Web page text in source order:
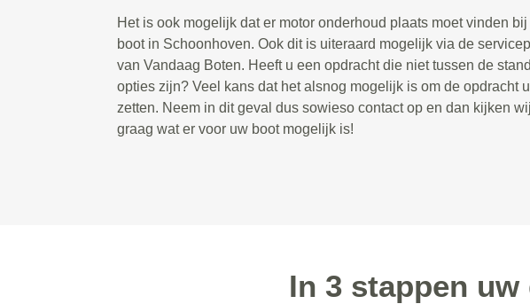
Het is ook mogelijk dat er motor onderhoud plaats moet vinden
boot in Schoonhoven. Ook dit is uiteraard mogelijk via de
van Vandaag Boten. Heeft u een opdracht die niet tussen de
opties zijn? Veel kans dat het alsnog mogelijk is om de opdracht
zetten. Neem in dit geval dus sowieso contact op en dan kijken wij
graag wat er voor uw boot mogelijk is!
In 3 stappen